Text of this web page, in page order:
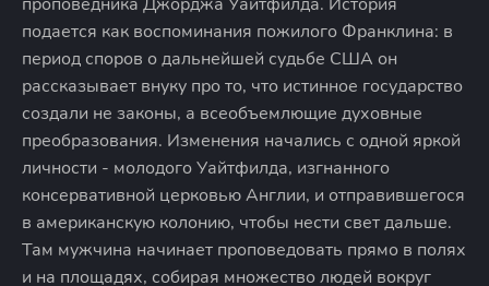
подается как воспоминания пожилого Франклина: в
период споров о дальнейшей судьбе США он
рассказывает внуку про то, что истинное государство
создали не законы, а всеобъемлющие духовные
преобразования. Изменения начались с одной яркой
личности - молодого Уайтфилда, изгнанного
консервативной церковью Англии, и отправившегося
в американскую колонию, чтобы нести свет дальше.
Там мужчина начинает проповедовать прямо в полях
и на площадях, собирая множество людей вокруг